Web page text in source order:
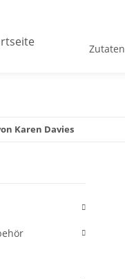
Zutaten
Karen Davies